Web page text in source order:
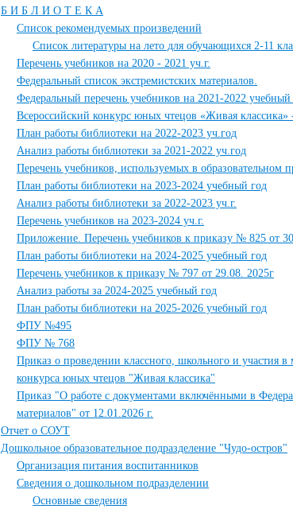
Б И Б Л И О Т Е К А
Список рекомендуемых произведений
Список литературы на лето для обучающихся 2-11
Перечень учебников на 2020 - 2021 уч.г.
Федеральный список экстремистских материалов.
Федеральный перечень учебников на 2021-2022 учебный
Всероссийский конкурс юных чтецов «Живая классика»
План работы библиотеки на 2022-2023 уч.год
Анализ работы библиотеки за 2021-2022 уч.год
Перечень учебников, используемых в образовательном
План работы библиотеки на 2023-2024 учебный год
Анализ работы библиотеки за 2022-2023 уч.г.
Перечень учебников на 2023-2024 уч.г.
Приложение. Перечень учебников к приказу № 825 от
План работы библиотеки на 2024-2025 учебный год
Перечень учебников к приказу № 797 от 29.08. 2025г
Анализ работы за 2024-2025 учебный год
План работы библиотеки на 2025-2026 учебный год
ФПУ №495
ФПУ № 768
Приказ о проведении классного, школьного и участия
конкурса юных чтецов "Живая классика"
Приказ "О работе с документами включёнными в
материалов" от 12.01.2026 г.
Отчет о СОУТ
Дошкольное образовательное подразделение "Чудо-остров"
Организация питания воспитанников
Сведения о дошкольном подразделении
Основные сведения